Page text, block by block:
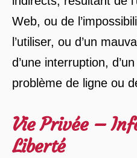
Web, ou de
l’utiliser, ou d’un
d’une interruption,
problème de ligne ou
Vie Privée –
Liberté